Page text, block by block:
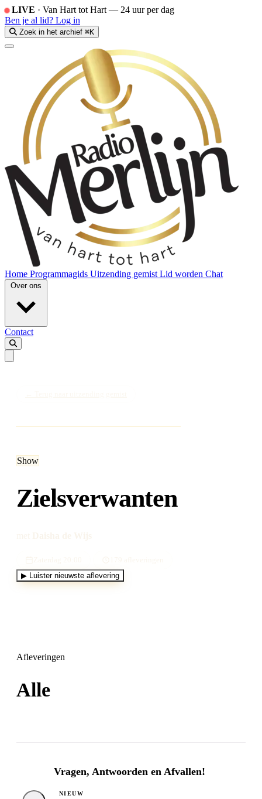
LIVE · Van Hart tot Hart — 24 uur per dag
Ben je al lid? Log in
Zoek in het archief ⌘K
Home Programmagids Uitzending gemist Lid worden Chat
Over ons
Contact
Show
Zielsverwanten
▶
Luister nieuwste aflevering
Afleveringen
Alle
Vragen, Antwoorden en Afvallen!
NIEUW